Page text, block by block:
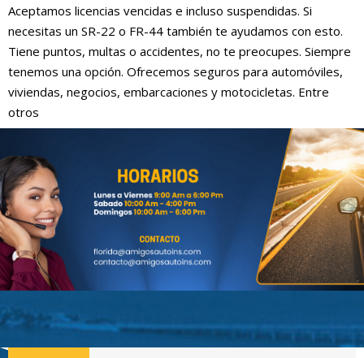
Aceptamos licencias vencidas e incluso suspendidas. Si
necesitas un SR-22 o FR-44 también te ayudamos con esto.
Tiene puntos, multas o accidentes, no te preocupes. Siempre
tenemos una opción. Ofrecemos seguros para automóviles,
viviendas, negocios, embarcaciones y motocicletas. Entre
otros